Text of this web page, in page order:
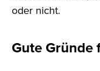
oder nicht.
Gute Gründe